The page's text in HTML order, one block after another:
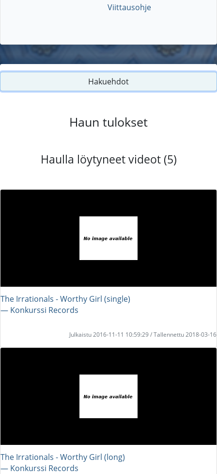
Viittausohje
Hakuehdot
Haun tulokset
Haulla löytyneet videot (5)
The Irrationals - Worthy Girl (single)
― Konkurssi Records
Julkaistu 2016-11-11 10:59:29 / Tallennettu 2018-03-16
The Irrationals - Worthy Girl (long)
― Konkurssi Records